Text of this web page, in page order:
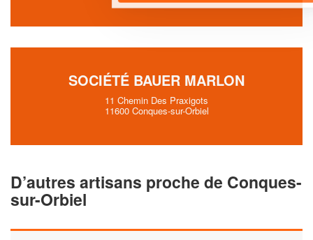
SOCIÉTÉ BAUER MARLON
11 Chemin Des Praxigots
11600 Conques-sur-Orbiel
D’autres artisans proche de Conques-
sur-Orbiel